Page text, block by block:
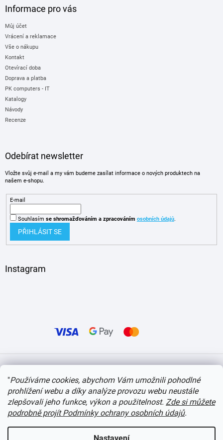
"Používáme cookies, abychom Vám umožnili pohodlné
prohlížení webu a díky analýze provozu webu neustále
zlepšovali jeho funkce, výkon a použitelnost. Zde si můžete
podrobně projít Podmínky ochrany osobních údajů.
Informace pro vás
Můj účet
Vrácení a reklamace
Vše o nákupu
Kontakt
Otevírací doba
Doprava a platba
PK computers - IT
Katalogy
Návody
Recenze
Odebírat newsletter
Vložte svůj e-mail a my vám budeme zasílat informace o nových produktech na
našem e-shopu.
E-mail
Souhlasím se shromažďováním a zpracováním osobních údajů.
PŘIHLÁSIT SE
Instagram
Copyright 2026itvlaky.cz . Všechna práva vyhrazena. Upravit nastavení cookies